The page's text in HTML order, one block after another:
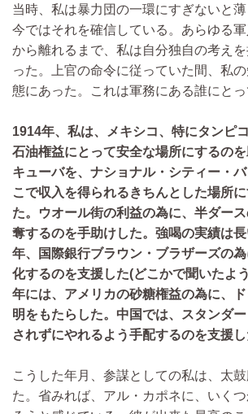
当時、私は暴力団の一環にすぎないと薄
今ではそれを確信している。あらゆる
から離れるまで、私は自分独自の考え
った。上官の命令に従っていた間、私
態にあった。これは軍務にある誰にとっ
1914年、私は、メキシコ、特にタンピ
石油権益にとって安全な場所にするの
キューバを、ナショナル・シティー・
こで収入を得られるきちんとした場所
た。ウオール街の利益の為に、半ダー
奪するのを手助けした。強喝の実績は
年、国際銀行ブラウン・ブラザーズの
化するのを支援した(どこかで聞いたよ
年には、アメリカの砂糖権益の為に、
明をもたらした。中国では、スタンダ
されずにやれるよう手配するのを支援し
こうした年月、参謀としての私は、太
た。省みれば、アル・カポネに、いく